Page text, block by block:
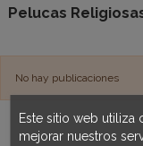
Pelucas
No hay publicaciones
Este sitio web utiliza
mejorar nuestros